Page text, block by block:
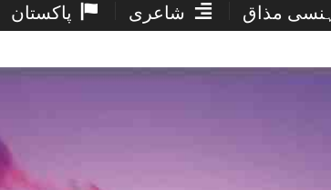
ہنسی مذاق شاعری پاکستان